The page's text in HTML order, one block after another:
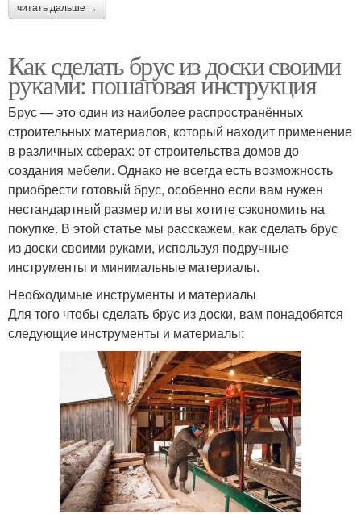
читать дальше →
Как сделать брус из доски своими
руками: пошаговая инструкция
Брус — это один из наиболее распространённых
строительных материалов, который находит применение
в различных сферах: от строительства домов до
создания мебели. Однако не всегда есть возможность
приобрести готовый брус, особенно если вам нужен
нестандартный размер или вы хотите сэкономить на
покупке. В этой статье мы расскажем, как сделать брус
из доски своими руками, используя подручные
инструменты и минимальные материалы.
Необходимые инструменты и материалы
Для того чтобы сделать брус из доски, вам понадобятся
следующие инструменты и материалы: